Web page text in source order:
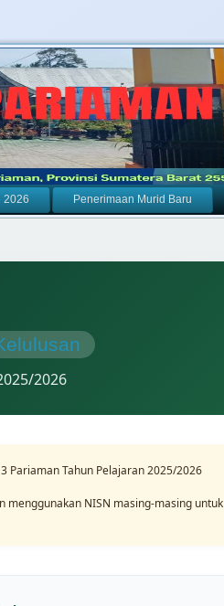
2026 Penerimaan Murid Baru
2026
Pariaman Tahun Pelajaran 2025/2026
menggunakan NISN masing-masing untuk